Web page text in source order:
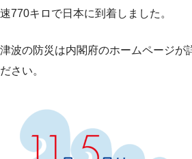
速770キロで日本に到着しました。
津波の防災は内閣府のホームページが
ださい。